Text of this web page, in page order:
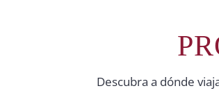
Descubra a dónde